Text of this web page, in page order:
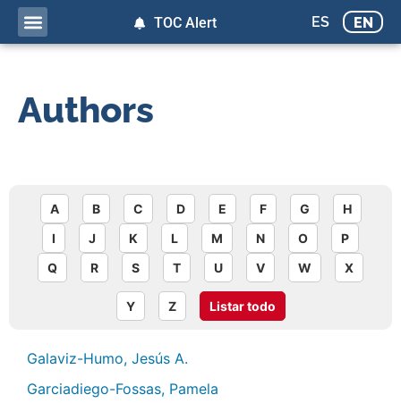
ES EN
TOC Alert
Authors
A B C D E F G
H
I
J K L M N O
P
Q
R S T U V W X
Y Z Listar todo
Galaviz-Humo, Jesús A.
Garciadiego-Fossas, Pamela